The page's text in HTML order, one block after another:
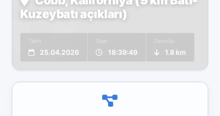
Kuzeybatı açıkları)
Tarih
25.04.2026
Saat
18:39:49
Derinlik
1.8 km